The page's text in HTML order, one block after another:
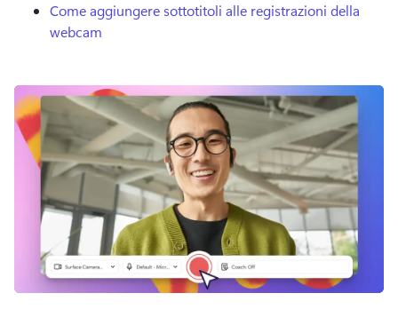
Come aggiungere sottotitoli alle registrazioni della
webcam